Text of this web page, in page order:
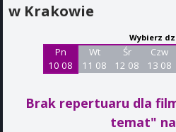
w Krakowie
Wybierz
Pn
10 08
Wt
11 08
Śr
12 08
Czw
13 08
Brak repertuaru dla
temat"